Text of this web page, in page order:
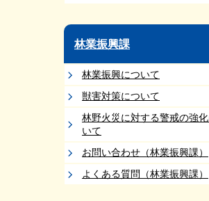
林業振興課
林業振興について
獣害対策について
林野火災に対する警戒の強
いて
お問い合わせ（林業振興課）
よくある質問（林業振興課）